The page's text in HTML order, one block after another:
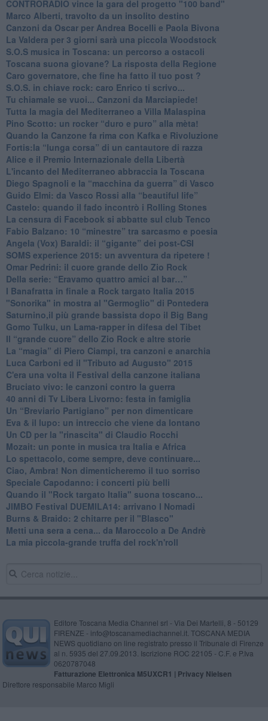
CONTRORADIO vince la gara del progetto "100 band"
Marco Alberti, travolto da un insolito destino
Canzoni da Oscar per Andrea Bocelli e Paola Bivona
La Valdera per 3 giorni sarà una piccola Woodstock
S.O.S musica in Toscana: un percorso a ostacoli
​Toscana suona giovane? La risposta della Regione
Caro governatore, che fine ha fatto il tuo post ?
S.O.S. in chiave rock: caro Enrico ti scrivo...
Tu chiamale se vuoi... Canzoni da Marciapiede!
​Tutta la magia del Mediterraneo a Villa Malaspina
​Pino Scotto: un rocker “duro e puro” alla mèta!
​Quando la Canzone fa rima con Kafka e Rivoluzione
​Fortis:la “lunga corsa” di un cantautore di razza
Alice e il Premio Internazionale della Libertà
​L'incanto del Mediterraneo abbraccia la Toscana
​Diego Spagnoli e la “macchina da guerra” di Vasco
​Guido Elmi: da Vasco Rossi alla “beautiful life”
​Castelo: quando il fado incontrò i Rolling Stones
La censura di Facebook si abbatte sul club Tenco
Fabio Balzano: 10 “minestre” tra sarcasmo e poesia
Angela (Vox) Baraldi: il “gigante” dei post-CSI
​SOMS experience 2015: un avventura da ripetere !
Omar Pedrini: il cuore grande dello Zio Rock
Della serie: “Eravamo quattro amici al bar…”
I Banafratta in finale a Rock targato Italia 2015
"Sonorika" in mostra al "Germoglio" di Pontedera
​Saturnino,il più grande bassista dopo il Big Bang
​Gomo Tulku, un Lama-rapper in difesa del Tibet
​Il “grande cuore” dello Zio Rock e altre storie
La “magia” di Piero Ciampi, tra canzoni e anarchia
Luca Carboni ed il "Tributo ad Augusto" 2015
C'era una volta il Festival della canzone italiana
Bruciato vivo: le canzoni contro la guerra
40 anni di Tv Libera Livorno: festa in famiglia
Un “Breviario Partigiano” per non dimenticare
Eva & il lupo: un intreccio che viene da lontano
Un CD per la "rinascita" di Claudio Rocchi
Mozait: un ponte in musica tra Italia e Africa
Lo spettacolo, come sempre, deve continuare...
Ciao, Ambra! Non dimenticheremo il tuo sorriso
Speciale Capodanno: i concerti più belli
Quando il "Rock targato Italia" suona toscano...
JIMBO Festival DUEMILA14: arrivano I Nomadi
Burns & Braido: 2 chitarre per il "Blasco"
Metti una sera a cena... da Maroccolo a De Andrè
La mia piccola-grande truffa del rock'n'roll
Editore Toscana Media Channel srl - Via Dei Martelli, 8 - 50129
FIRENZE - info@toscanamediachannel.it. TOSCANA MEDIA
NEWS quotidiano on line registrato presso il Tribunale di Firenze
al n. 5935 del 27.09.2013. Iscrizione ROC 22105 - C.F. e P.Iva
0620787048
Fatturazione Elettronica M5UXCR1 | Privacy Nielsen
Direttore responsabile Marco Migli